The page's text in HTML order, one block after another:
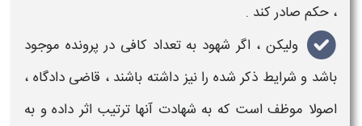
، حکم صادر کند .
ولیکن ، اگر شهود به تعداد کافی در پرونده موجود
باشد و شرایط ذکر شده را نیز داشته باشند ، قاضی دادگاه ،
اصولا موظف است که به شهادت آنها ترتیب اثر داده و به